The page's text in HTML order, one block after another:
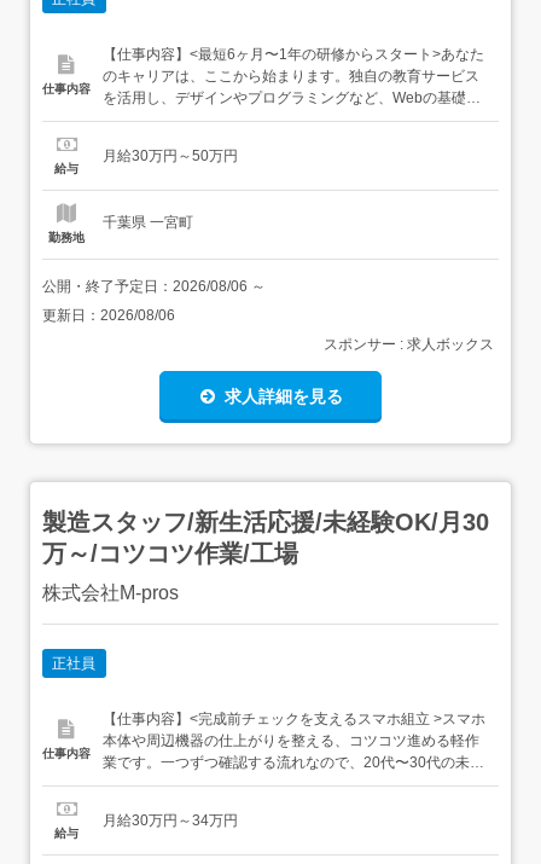
仕事内容
【仕事内容】<最短6ヶ月〜1年の研修からスタート>あなた
のキャリアは、ここから始まります。独自の教育サービス
を活用し、デザインやプログラミングなど、Webの基礎か
ら丁寧に習得。「やってみたい」という想いを、確かなス
安や悩みにも一人ひとり寄り添いながらサポート。オンラ
給与
月給30万円～50万円
勤務地
千葉県 一宮町
公開・終了予定日： 2026/08/06 ～
更新日： 2026/08/06
スポンサー : 求人ボックス
求人詳細を見る
製造スタッフ/新生活応援/未経験OK/月30
万～/コツコツ作業/工場
株式会社M-pros
正社員
仕事内容
【仕事内容】<完成前チェックを支えるスマホ組立 >スマホ
本体や周辺機器の仕上がりを整える、コツコツ進める軽作
業です。一つずつ確認する流れなので、20代〜30代の未経
験者も段階的に慣れていけます。<はじめやすい条件> 寮・
士での応募も相談OKひとりで新生活を始める不安も、事前
給与
月給30万円～34万円